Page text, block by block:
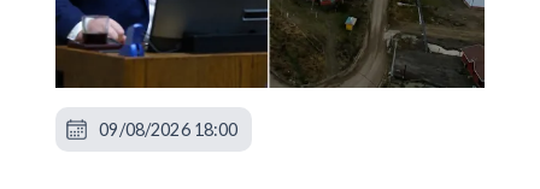
09/08/2026 18:00